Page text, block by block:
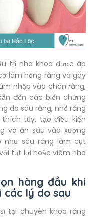
trị nha khoa được áp
làm hỏng răng và gây
nhập vào chân răng,
đến các biến chứng
do sâu răng, nhổ răng
tủy, tạo điều kiện
và ăn sâu vào xương
như sâu răng làm cụt
tụt lợi hoặc viêm nha
hàng đầu khi
các lý do sau
tại chuyên khoa răng